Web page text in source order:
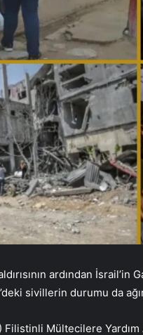
ardından
sivillerin durumu da
Mültecilere Yardım